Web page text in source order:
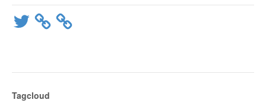
Twitter
Tagcloud